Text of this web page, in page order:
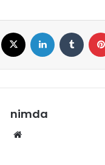
Facebook LinkedIn
nimda